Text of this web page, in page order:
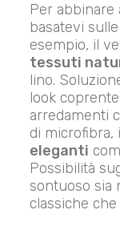
Per abbinare
basatevi
esempio, il
tessuti
lino.
look
arredamenti
di microfibra,
eleganti
Possibilità
sontuoso sia
classiche